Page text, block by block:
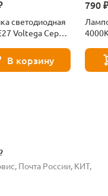
светодиодная
Voltega Серия
В корзину
790
Почта России, КИТ,